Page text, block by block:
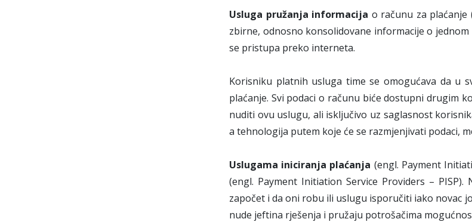
Usluga pružanja informacija o računu za plaćanje
zbirne, odnosno konsolidovane informacije o
se pristupa preko interneta.
Korisniku platnih usluga time se omogućava da u
plaćanje. Svi podaci o računu biće dostupni drugim
nuditi ovu uslugu, ali isključivo uz saglasnost
a tehnologija putem koje će se razmjenjivati podaci,
Uslugama iniciranja plaćanja (engl. Payment
(engl. Payment Initiation Service Providers –
započet i da oni robu ili uslugu isporučiti iako novac
nude jeftina rješenja i pružaju potrošačima